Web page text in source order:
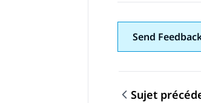
Send
Sujet